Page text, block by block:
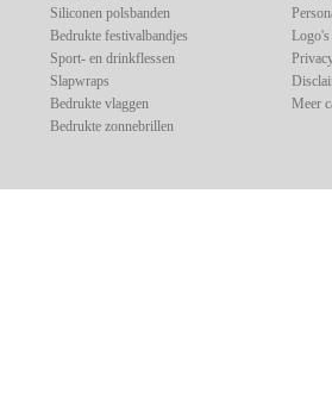
Siliconen polsbanden
Bedrukte festivalbandjes
Sport- en drinkflessen
Slapwraps
Bedrukte vlaggen
Bedrukte zonnebrillen
Logo's
Meer